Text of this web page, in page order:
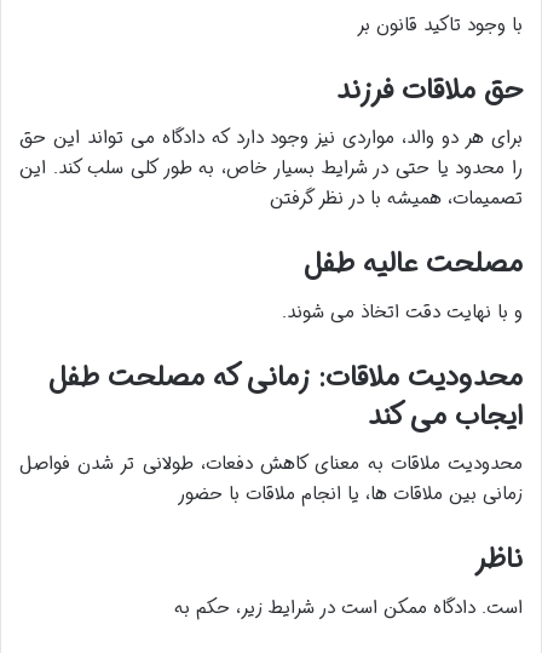
با وجود تاکید قانون بر
حق ملاقات فرزند
برای هر دو والد، مواردی نیز وجود دارد که دادگاه می تواند این حق
را محدود یا حتی در شرایط بسیار خاص، به طور کلی سلب کند. این
تصمیمات، همیشه با در نظر گرفتن
مصلحت عالیه طفل
و با نهایت دقت اتخاذ می شوند.
محدودیت ملاقات: زمانی که مصلحت طفل
ایجاب می کند
محدودیت ملاقات به معنای کاهش دفعات، طولانی تر شدن فواصل
زمانی بین ملاقات ها، یا انجام ملاقات با حضور
ناظر
است. دادگاه ممکن است در شرایط زیر، حکم به